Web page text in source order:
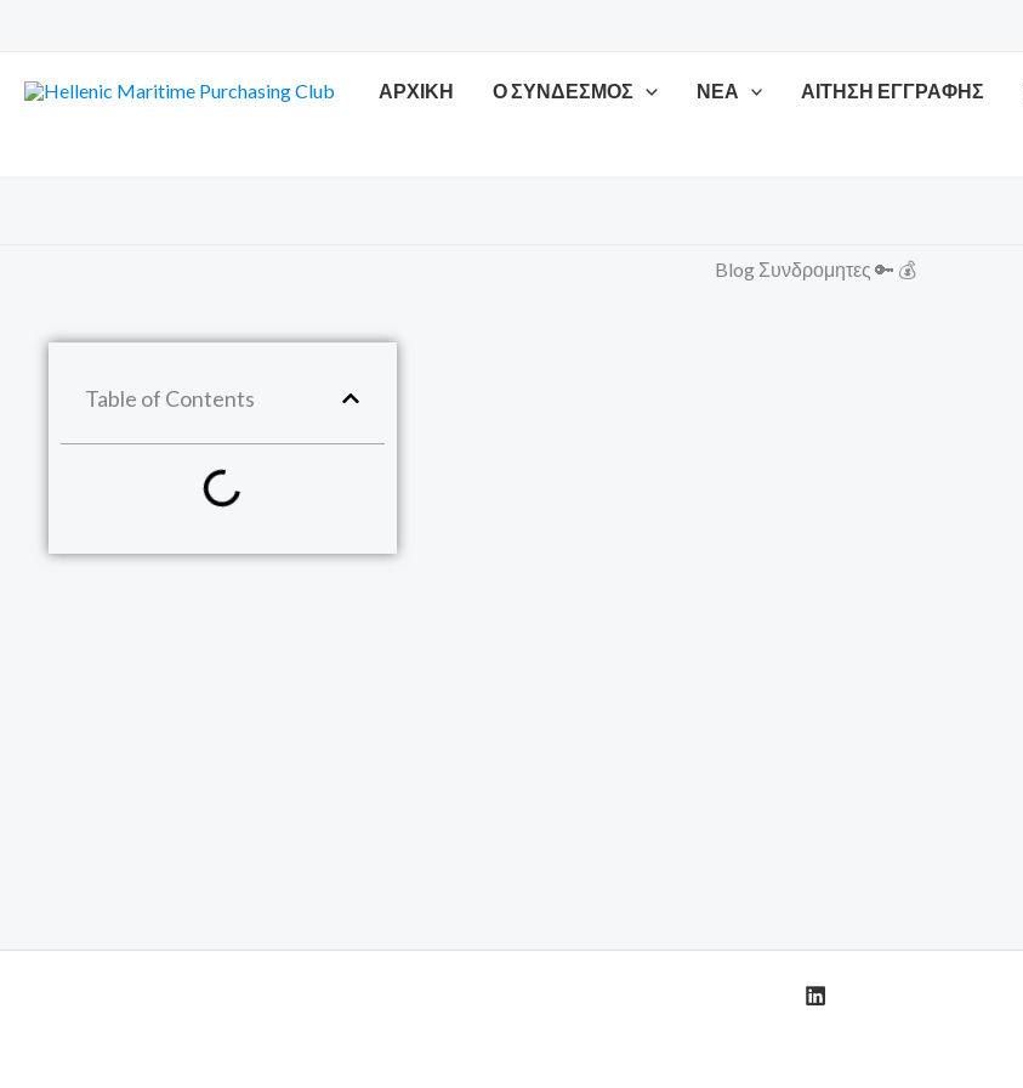
περιεχόμενο
ΑΡΧΙΚΗ Ο ΣΥΝΔΕΣΜΟΣ ΝΕΑ ΑΊΤΗΣΗ ΕΓΓΡΑΦΉΣ
Blog Συνδρομητες 🔑 💰
Table of Contents